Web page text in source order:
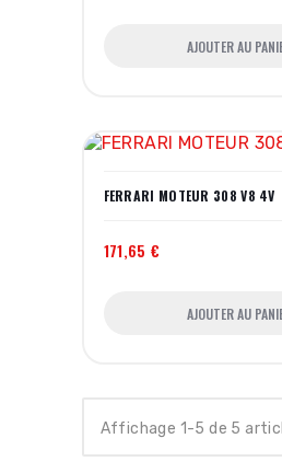
AJOUTER AU
FERRARI MOTEUR 308 V8 4V
171,65 €
AJOUTER AU
Affichage 1-5 de 5